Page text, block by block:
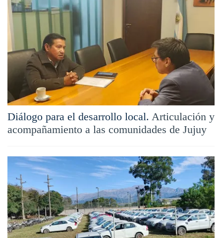
Diálogo para el desarrollo local. Articulación y
acompañamiento a las comunidades de Jujuy